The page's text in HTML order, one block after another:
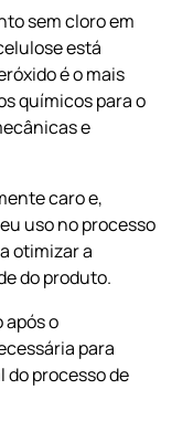
sem cloro em
está
é o mais
químicos para o
e
caro e,
uso no processo
otimizar a
do produto.
após o
para
processo de